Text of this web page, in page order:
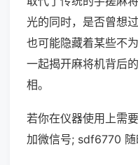
光的同时，是否曾想
也可能隐藏着某些不
一起揭开麻将机背后
相。
若你在仪器使用上需
加微信号; sdf6770 随